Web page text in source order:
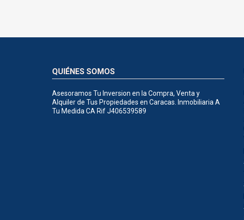
QUIÉNES SOMOS
Asesoramos Tu Inversion en la Compra, Venta y
Alquiler de Tus Propiedades en Caracas. Inmobiliaria A
Tu Medida CA Rif J406539589